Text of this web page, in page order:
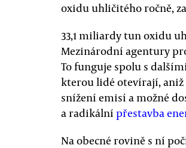
oxidu uhličitého ročně,
33,1 miliardy tun oxidu
Mezinárodní agentury
To funguje spolu s
kterou lidé otevírají, aniž
snížení emisí a možné
a radikální přestavba
Na obecné rovině s ní